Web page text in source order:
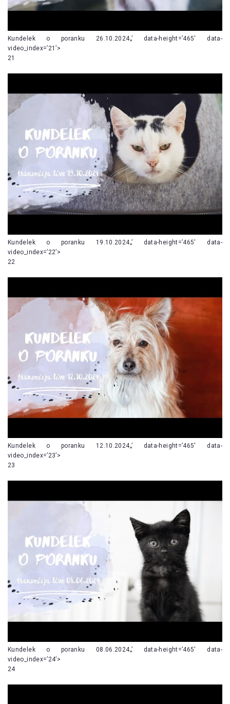
Kundelek o poranku 26.10.2024„’ data-height=’465′ data-
video_index=’21’>
21
Kundelek o poranku 19.10.2024„’ data-height=’465′ data-
video_index=’22’>
22
Kundelek o poranku 12.10.2024„’ data-height=’465′ data-
video_index=’23’>
23
Kundelek o poranku 08.06.2024„’ data-height=’465′ data-
video_index=’24’>
24